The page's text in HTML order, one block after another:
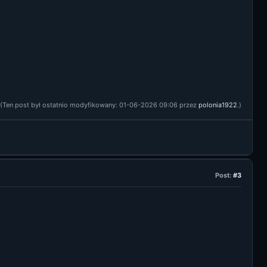
(Ten post był ostatnio modyfikowany: 01-06-2026 09:06 przez polonia1922.)
Post: #3